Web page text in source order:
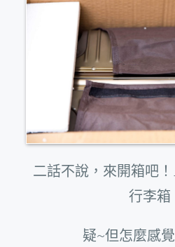
二話不說，來開箱吧
行李箱
疑~但怎麼感